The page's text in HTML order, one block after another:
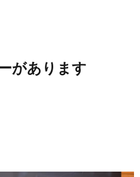
があります